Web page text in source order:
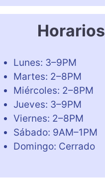
Horarios
Lunes: 3–9PM
Martes: 2–8PM
Miércoles: 2–8PM
Jueves: 3–9PM
Viernes: 2–8PM
Sábado: 9AM–1PM
Domingo: Cerrado